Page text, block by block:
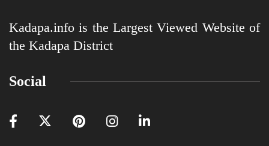
Kadapa.info is the Largest Viewed Website of
the Kadapa District
Social